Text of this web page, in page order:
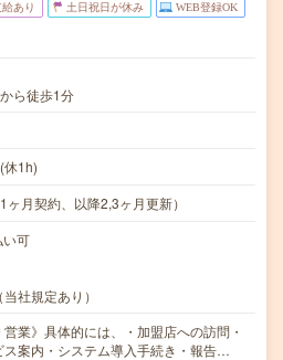
あり 土日祝日が休み WEB登録OK
ら徒歩1分
休1h)
月契約、以降2,3ヶ月更新）
可
社規定あり）
営業》具体的には、・加盟店への訪問・
ス案内・システム導入手続き・報告…